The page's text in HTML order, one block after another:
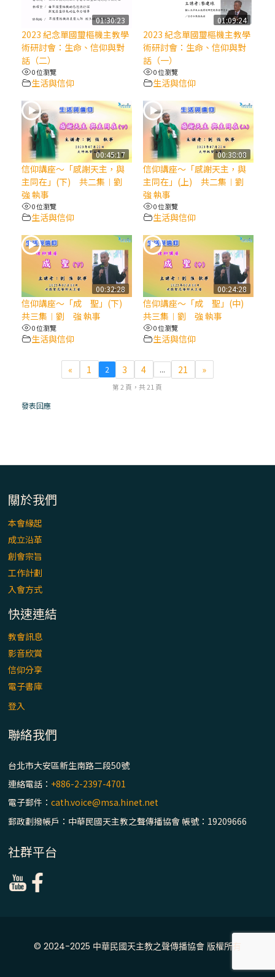
2025/10/10【萬物讚頌頌歌 – 太陽與生態音
樂會】紀念聖方濟與已逝教宗方濟各（上）
(9完結)黃敏正主教帶你做【將臨期避靜】—
匝凱的「新生命」：利他與內化
(8)黃敏正主教帶你做【將臨期避靜】—耶穌
降生成人與人同在＝「厄瑪努爾」
(7)黃敏正主教帶你做【將臨期避靜】—耶穌
降生人間，需要人的「接納」
(6)黃敏正主教帶你做【將臨期避靜】—「馬
槽」═「謙卑」
(5)黃敏正主教帶你做【將臨期避靜】—「福
傳」：講耶穌的故事
(4)黃敏正主教帶你做【將臨期避靜】—匝凱
「想看」耶穌，耶穌「走近」匝凱
(3)黃敏正主教帶你做【將臨期避靜】—「轉
念」，吃苦如吃補
(1)黃敏正主教帶你做【將臨期避靜】—「走
【信仰之旅】第七集：「罪的啟示」—黃錦
「禧年 來~」第十三集：論《在希望中得救》
「禧年 來~」第十一集：續談禧年特色 ~ 聖門
/ 梅山中華聖母朝聖地
01:30:23
2023 紀念單國璽樞機主教學
術研討會：生命、信仰與對
話（二）
0 位瀏覽
生活與信仰
01:09:24
2023 紀念單國璽樞機主教學
術研討會：生命、信仰與對
話（一）
0 位瀏覽
生活與信仰
00:45:17
信仰講座～「感謝天主，與
主同在」(下) 共二集︱劉
強 執事
0 位瀏覽
生活與信仰
00:38:08
信仰講座～「感謝天主，與
主同在」(上) 共二集︱劉
強 執事
0 位瀏覽
生活與信仰
00:32:28
信仰講座～「成 聖」(下)
共三集︱劉 強 執事
0 位瀏覽
生活與信仰
00:24:28
信仰講座～「成 聖」(中)
共三集︱劉 強 執事
0 位瀏覽
生活與信仰
« 1 2 3 4 ... 21 »
第 2 頁，共 21 頁
發表回應
關於我們
本會緣起
成立沿革
創會宗旨
工作計劃
入會方式
快速連結
教會訊息
影音欣賞
信仰分享
電子書庫
登入
聯絡我們
台北市大安區新生南路二段50號
連絡電話： +886-2-2397-4701
電子郵件：cath.voice@msa.hinet.net
郵政劃撥帳戶：中華民國天主教之聲傳播協會 帳號：19209666
社群平台
© 2024-2025 中華民國天主教之聲傳播協會 版權所有